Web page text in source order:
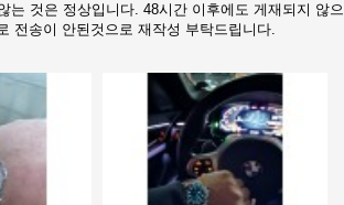
는 것은 정상입니다. 48시간 이후에도 게재되지 않으
전송이 안된것으로 재작성 부탁드립니다.